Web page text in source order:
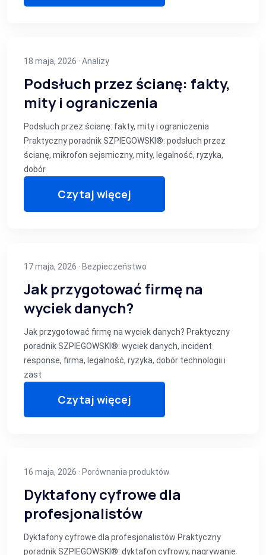
18 maja, 2026 · Analizy
Podsłuch przez ścianę: fakty,
mity i ograniczenia
Podsłuch przez ścianę: fakty, mity i ograniczenia
Praktyczny poradnik SZPIEGOWSKI®: podsłuch przez
ścianę, mikrofon sejsmiczny, mity, legalność, ryzyka,
dobór
Czytaj więcej
17 maja, 2026 · Bezpieczeństwo
Jak przygotować firmę na
wyciek danych?
Jak przygotować firmę na wyciek danych? Praktyczny
poradnik SZPIEGOWSKI®: wyciek danych, incident
response, firma, legalność, ryzyka, dobór technologii i
zast
Czytaj więcej
16 maja, 2026 · Porównania produktów
Dyktafony cyfrowe dla
profesjonalistów
Dyktafony cyfrowe dla profesjonalistów Praktyczny
poradnik SZPIEGOWSKI®: dyktafon cyfrowy, nagrywanie